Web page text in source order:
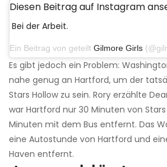
Diesen Beitrag auf Instagram
Bei der Arbeit.
Ein Beitrag von geteilt Gilmore Girls
Es gibt jedoch ein Problem:
nahe genug an Hartford, um der
Stars Hollow zu sein. Rory erzählte
war Hartford nur 30 Minuten von
Minuten mit dem Bus entfernt. Das
eine Autostunde von Hartford und
Haven entfernt.